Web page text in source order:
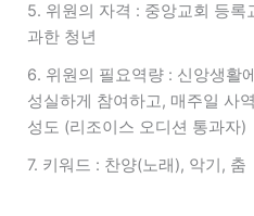
5. 위원의 자격 : 중앙교회 등
과한 청년
6. 위원의 필요역량 : 신앙생활
성실하게 참여하고, 매주일 사
성도 (리조이스 오디션 통과자)
7. 키워드 : 찬양(노래), 악기, 춤